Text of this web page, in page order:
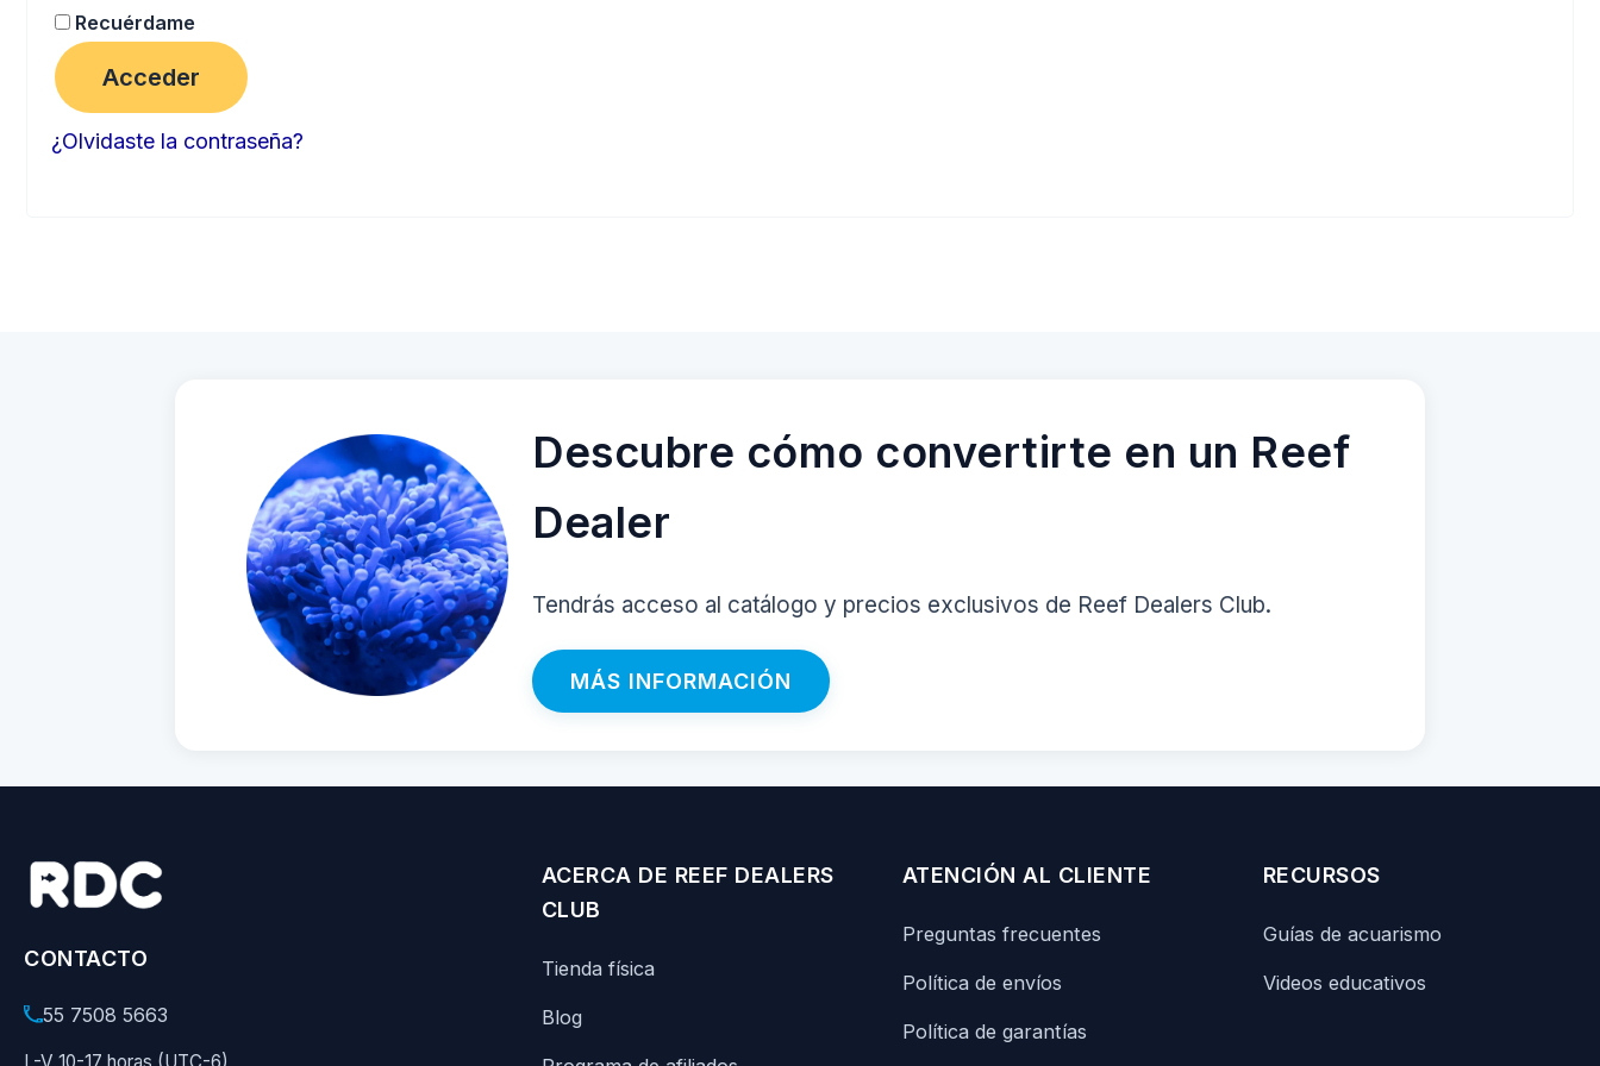
Recuérdame
Acceder
¿Olvidaste la contraseña?
Descubre cómo convertirte en un Reef
Dealer
Tendrás acceso al catálogo y precios exclusivos de Reef Dealers Club.
MÁS INFORMACIÓN
CONTACTO
55 7508 5663
ACERCA DE REEF DEALERS
CLUB
Tienda física
Blog
ATENCIÓN AL CLIENTE
Preguntas frecuentes
Política de envíos
Política de garantías
RECURSOS
Guías de acuarismo
Videos educativos